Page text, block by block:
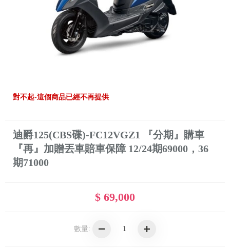
對不起-這個商品已經不再提供
迪爵125(CBS碟)-FC12VGZ1 『分期』購車
『再』加贈丟車賠車保障 12/24期69000，36
期71000
$ 69,000
數量: